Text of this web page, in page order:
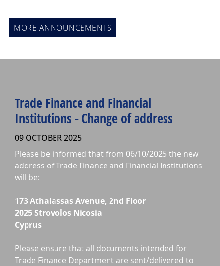
MORE ANNOUNCEMENTS
Trade Finance and Financial
Institutions - Change of address
09 OCTOBER 2025
Please be informed that from 06/10/2025 the new
address of Trade Finance and Financial Institutions
will be:
173 Athalassas Avenue, 2nd Floor
2025 Strovolos Nicosia
Cyprus
Please ensure that all documents intended for
Trade Finance Department are sent/delivered to